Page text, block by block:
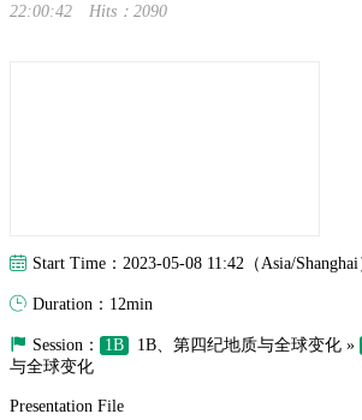
22:00:42 Hits：2090
Start Time：2023-05-08 11:42（Asia/Shanghai
Duration：12min
Session： 1B 1B、第四纪地质与全球变化 »
与全球变化
Presentation File